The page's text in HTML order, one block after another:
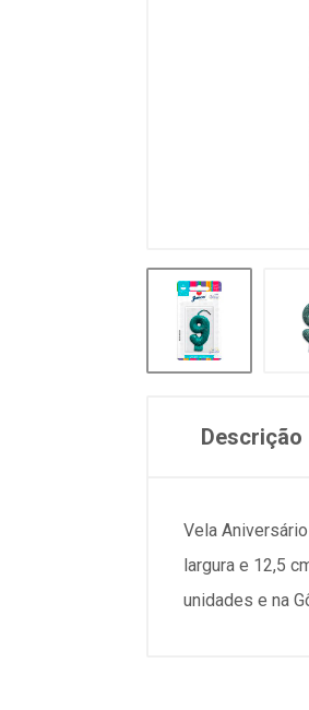
Descrição
Vela
largura e 12,5
unidades e na